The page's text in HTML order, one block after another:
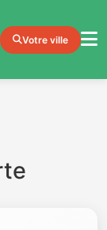
Votre ville